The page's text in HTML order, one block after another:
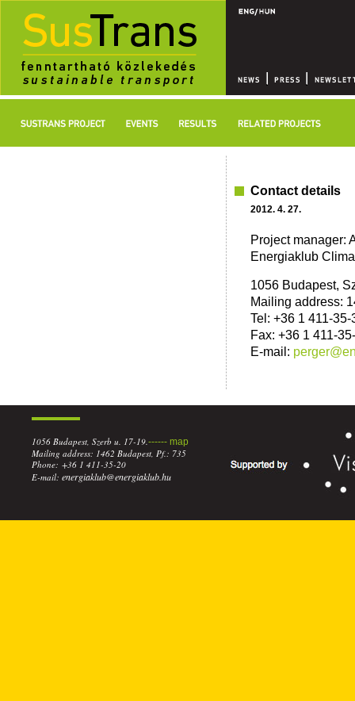
Contact details
2012. 4. 27.
Project manager:
Energiaklub
1056 Budapest,
Mailing address:
Tel: +36 1 411-35-
Fax: +36 1 411-
E-mail:
1056 Budapest, Szerb u. 17-19.------ map
Mailing address: 1462 Budapest, Pf.: 735
Phone: +36 1 411-35-20
E-mail: energiaklub@energiaklub.hu